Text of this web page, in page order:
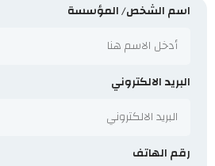
اسم الشخص/ المؤسسة
البريد الالكتروني
رقم الهاتف